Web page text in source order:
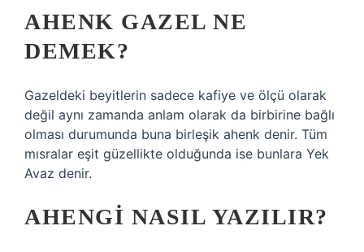
AHENK GAZEL NE
DEMEK?
Gazeldeki beyitlerin sadece kafiye ve ölçü olarak
değil aynı zamanda anlam olarak da birbirine bağlı
olması durumunda buna birleşik ahenk denir. Tüm
mısralar eşit güzellikte olduğunda ise bunlara Yek
Avaz denir.
AHENGI NASIL YAZILIR?